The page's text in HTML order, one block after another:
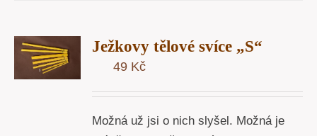
Ježkovy tělové svíce „S“
49 Kč
Možná už jsi o nich slyšel. Možná je